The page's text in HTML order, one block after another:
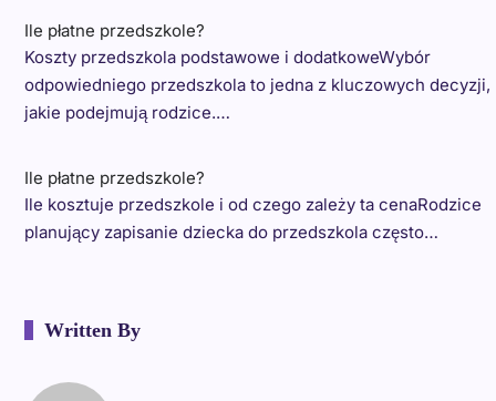
Ile płatne przedszkole?
Koszty przedszkola podstawowe i dodatkoweWybór
odpowiedniego przedszkola to jedna z kluczowych decyzji,
jakie podejmują rodzice.…
Ile płatne przedszkole?
Ile kosztuje przedszkole i od czego zależy ta cenaRodzice
planujący zapisanie dziecka do przedszkola często…
Written By